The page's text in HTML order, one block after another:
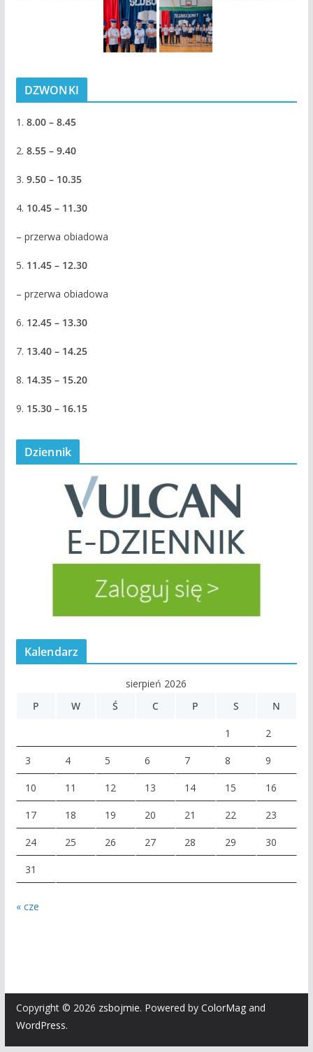
DZWONKI
1. 8.00 – 8.45
2. 8.55 – 9.40
3. 9.50 – 10.35
4. 10.45 – 11.30
– przerwa obiadowa
5. 11.45 – 12.30
– przerwa obiadowa
6. 12.45 – 13.30
7. 13.40 – 14.25
8. 14.35 – 15.20
9. 15.30 – 16.15
Dziennik
Kalendarz
sierpień 2026
P
W Ś C P S N
1 2
3 4 5 6 7 8 9
10 11 12 13 14 15 16
17 18 19 20 21 22 23
24 25 26 27 28 29 30
31
« cze
Copyright © 2026 zsbojmie. Powered by ColorMagand
WordPress.